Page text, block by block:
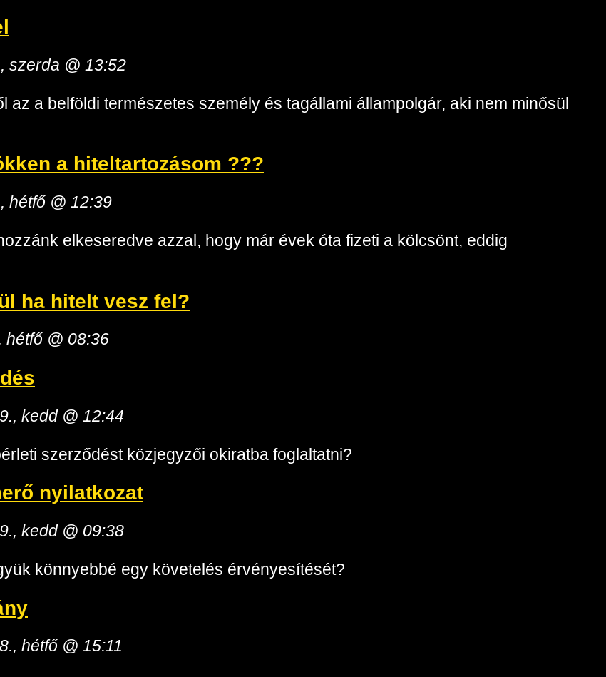
szerda @ 13:52
az a belföldi természetes személy és tagállami állampolgár, aki nem minősül
a hiteltartozásom ???
hétfő @ 12:39
elkeseredve azzal, hogy már évek óta fizeti a kölcsönt, eddig
ha hitelt vesz fel?
hétfő @ 08:36
kedd @ 12:44
szerződést közjegyzői okiratba foglaltatni?
nyilatkozat
kedd @ 09:38
könnyebbé egy követelés érvényesítését?
hétfő @ 15:11